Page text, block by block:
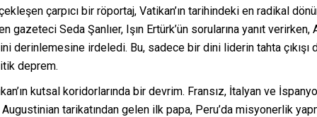
çarpıcı bir röportaj, Vatikan’ın tarihindeki en radikal
Seda Şanlıer, Işın Ertürk’ün sorularına yanıt
irdeledi. Bu, sadece bir dini liderin tahta çıkışı
deprem.
kutsal koridorlarında bir devrim. Fransız, İtalyan ve
Augustinian tarikatından gelen ilk papa, Peru’da misyonerlik